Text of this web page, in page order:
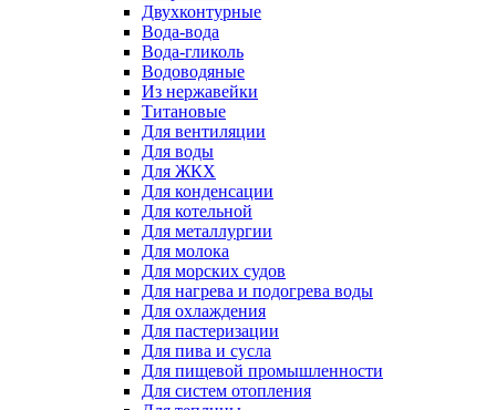
Двухконтурные
Вода-вода
Вода-гликоль
Водоводяные
Из нержавейки
Титановые
Для вентиляции
Для воды
Для ЖКХ
Для конденсации
Для котельной
Для металлургии
Для молока
Для морских судов
Для нагрева и подогрева воды
Для охлаждения
Для пастеризации
Для пива и сусла
Для пищевой промышленности
Для систем отопления